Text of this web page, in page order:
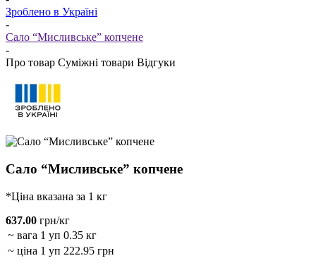
Зроблено в Україні
-
Сало “Мисливське” копчене
-
Про товар Суміжні товари Відгуки
Сало “Мисливське” копчене
*Ціна вказана за 1 кг
637.00 грн/кг
~ вага 1 уп 0.35 кг
~ ціна 1 уп 222.95 грн